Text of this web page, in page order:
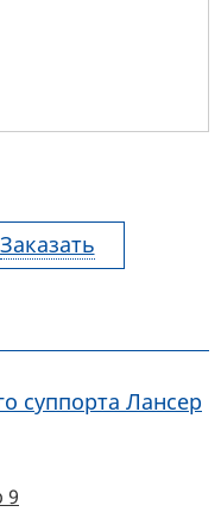
Заказать
суппорта Лансер
9